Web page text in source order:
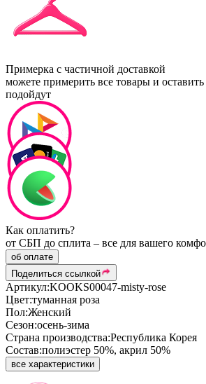
Примерка с частичной доставкой
можете примерить все товары и оставить
подойдут
Как оплатить?
от СБП до сплита – все для вашего
об оплате
Поделиться ссылкой
Артикул:KOOKS00047-misty-rose
Цвет:туманная роза
Пол:Женский
Сезон:осень-зима
Страна производства:Республика Корея
Состав:полиэстер 50%, акрил 50%
все характеристики